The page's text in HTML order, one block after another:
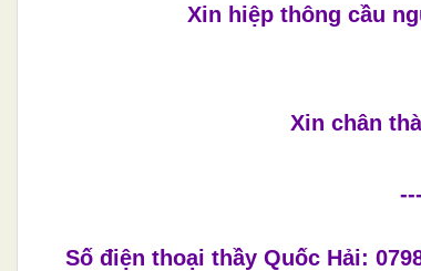
Xin hiệp thông cầu
Xin chân
Số điện thoại thầy Quốc Hải: